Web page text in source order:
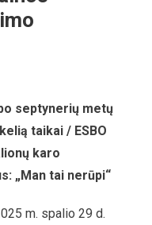
septynerių metų
taikai / ESBO
karo
„Man tai nerūpi“
m. spalio 29 d.